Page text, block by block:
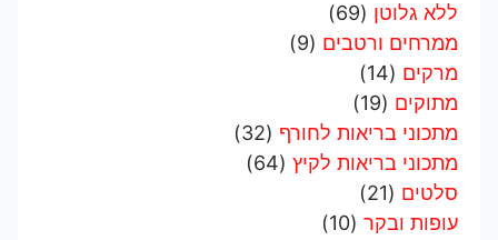
ללא גלוטן (69)
ממרחים ורטבים (9)
מרקים (14)
מתוקים (19)
מתכוני בריאות לחורף (32)
מתכוני בריאות לקיץ (64)
סלטים (21)
עופות ובקר (10)